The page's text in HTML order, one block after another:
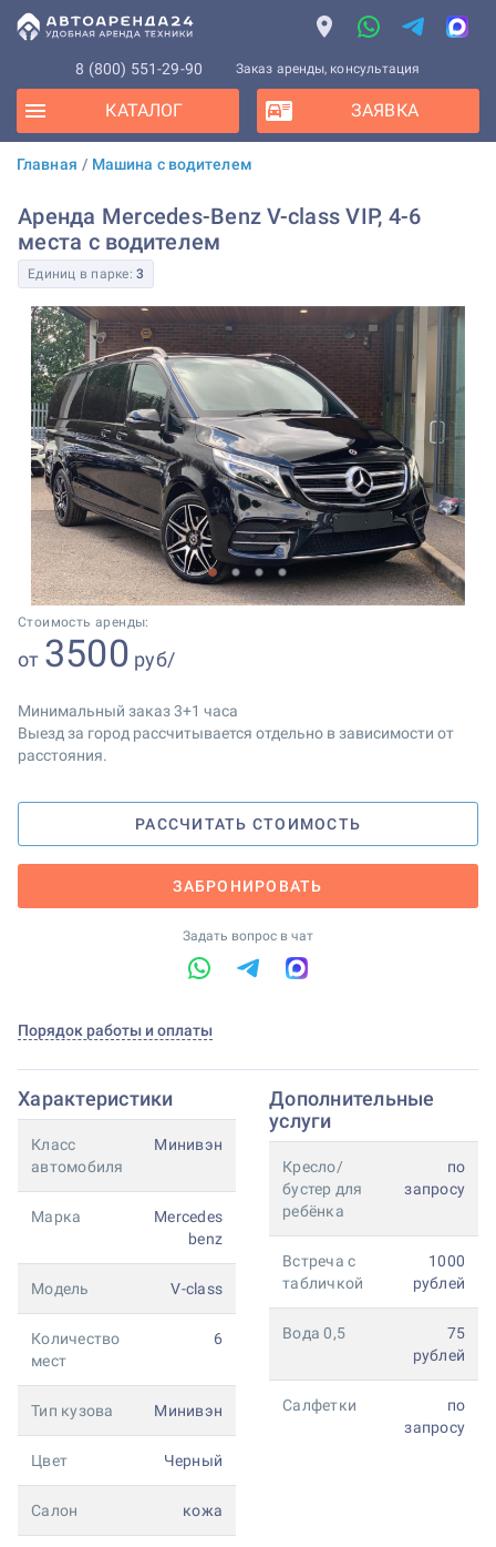
8 (800) 551-29-90 Заказ аренды, консультация
КАТАЛОГ ЗАЯВКА
Главная / Машина с водителем
Аренда Mercedes-Benz V-class VIP, 4-6
места с водителем
Единиц в парке: 3
1 2 3 4
Стоимость аренды:
от 3500 руб/
Минимальный заказ 3+1 часа
Выезд за город рассчитывается отдельно в зависимости от
расстояния.
РАССЧИТАТЬ СТОИМОСТЬ
ЗАБРОНИРОВАТЬ
Задать вопрос в чат
Порядок работы и оплаты
Характеристики
Класс
автомобиля
Минивэн
Марка
Mercedes
benz
Модель V-class
Количество
мест
6
Тип кузова Минивэн
Цвет Черный
Салон кожа
Дополнительные
услуги
Кресло/
бустер для
ребёнка
по
запросу
Встреча с
табличкой
1000
рублей
Вода 0,5
75
рублей
Салфетки
по
запросу